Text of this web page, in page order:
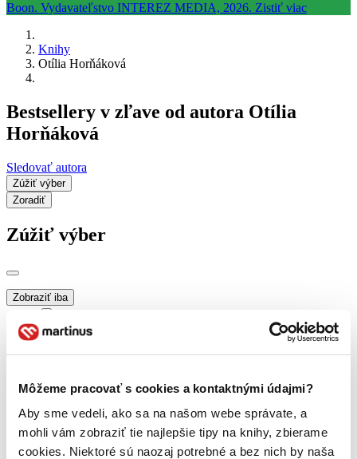
Môžeme pracovať s cookies a kontaktnými údajmi?
Aby sme vedeli, ako sa na našom webe správate, a
mohli vám zobraziť tie najlepšie tipy na knihy, zbierame
cookies. Niektoré sú naozaj potrebné a bez nich by naša
Knihy
Otília Horňáková
Bestsellery v zľave od autora Otília
Horňáková
Sledovať autora
Zúžiť výber
Zoradiť
Zúžiť výber
Zobraziť iba
zľavnené tituly (0 titulov)
Dostupnosť
predpredaj (0 titulov)predpredaj
pripravujeme (0 titulov)
pripravujeme
dostupná (bez vypredaných) (0 titulov)
dostupná (bez
vypredaných)